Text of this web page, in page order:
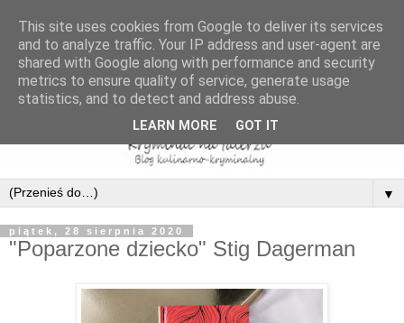
▼
piątek, 28 sierpnia 2020
"Poparzone dziecko" Stig Dagerman
This site uses cookies from Google to deliver its services
and to analyze traffic. Your IP address and user-agent are
shared with Google along with performance and security
metrics to ensure quality of service, generate usage
statistics, and to detect and address abuse.
LEARN MORE GOT IT